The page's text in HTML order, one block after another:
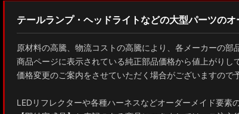
テールランプ・ヘッドライトなどの大型パーツの
原材料の高騰、物流コストの高騰により、各メーカーの部
商品ページに表示されている純正部品価格から値上がりし
価格変更のご案内をさせていただく場合がございますので
LEDリフレクターや各種ハーネスなどオーダーメイド要素